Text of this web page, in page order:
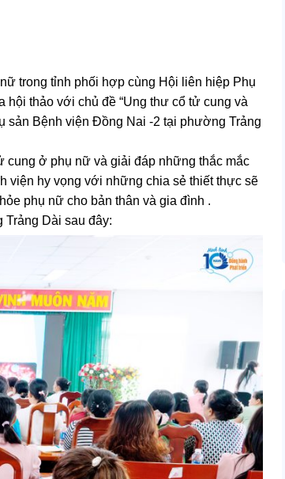
trong tỉnh phối hợp cùng Hội liên hiệp Phụ
thảo với chủ đề “Ung thư cổ tử cung và
sản Bệnh viện Đồng Nai -2 tại phường Trảng
cung ở phụ nữ và giải đáp những thắc mắc
h viện hy vọng với những chia sẻ thiết thực sẽ
phụ nữ cho bản thân và gia đình .
Trảng Dài sau đây: